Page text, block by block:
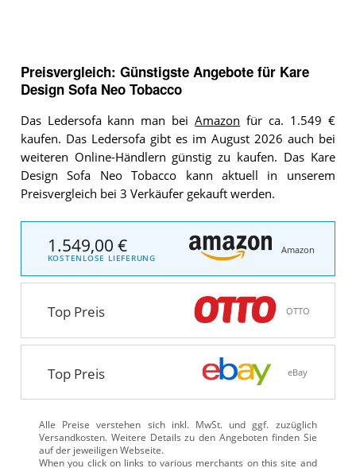
Preisvergleich: Günstigste Angebote für Kare
Design Sofa Neo Tobacco
Das Ledersofa kann man beiAmazon für ca. 1.549 €
kaufen. Das Ledersofa gibt es im August 2026 auch bei
weiteren Online-Händlern günstig zu kaufen. Das Kare
Design Sofa Neo Tobacco kann aktuell in unserem
Preisvergleich bei 3 Verkäufer gekauft werden.
1.549,00 €
KOSTENLOSE LIEFERUNG
Amazon
Top Preis OTTO
Top Preis eBay
Alle Preise verstehen sich inkl. MwSt. und ggf. zuzüglich
Versandkosten. Weitere Details zu den Angeboten finden Sie
auf der jeweiligen Webseite.